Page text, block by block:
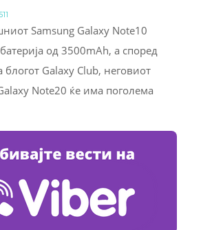
Samsung Galaxy Note10
од 3500mAh, а според
блогот Galaxy Club, неговиот
Note20 ќе има поголема